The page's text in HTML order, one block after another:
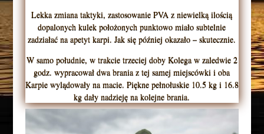
Lekka zmiana taktyki, zastosowanie PVA z niewielką ilością
dopalonych kulek położonych punktowo miało subtelnie
zadziałać na apetyt karpi. Jak się później okazało – skutecznie.
W samo południe, w trakcie trzeciej doby Kolega w zaledwie 2
godz. wypracował dwa brania z tej samej miejscówki i oba
Karpie wylądowały na macie. Piękne pełnołuskie 10.5 kg i 16.8
kg dały nadzieję na kolejne brania.